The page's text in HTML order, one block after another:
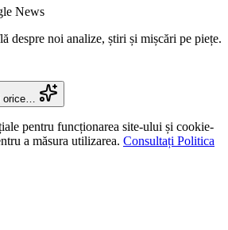
News
despre noi analize, știri și mișcări pe piețe.
orice…
pentru funcționarea site-ului și cookie-
a măsura utilizarea. Consultați Politica